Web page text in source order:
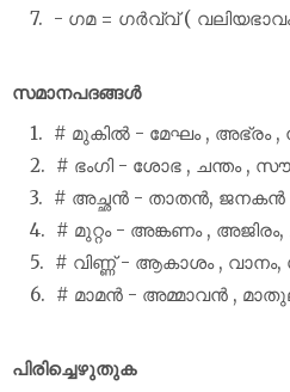
- ഗമ = ഗർവ്വ് (
സമാനപദങ്ങൾ
# മുകിൽ - മേഘം , അഭ്രം ,
# ഭംഗി - ശോഭ , ചന്തം ,
# അച്ഛൻ - താതൻ, ജനകൻ
# മുറ്റം - അങ്കണം ,
# വിണ്ണ് - ആകാശം ,
# മാമൻ - അമ്മാവൻ ,‍
പിരിച്ചെഴുതുക